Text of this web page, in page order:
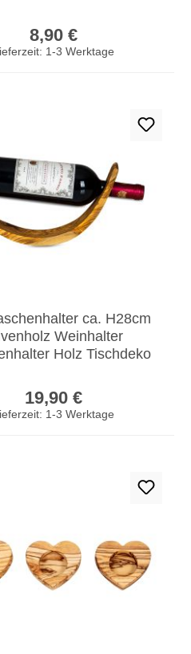
8,90 €
1-3 Werktage
ca. H28cm
Weinhalter
Holz Tischdeko
19,90 €
1-3 Werktage